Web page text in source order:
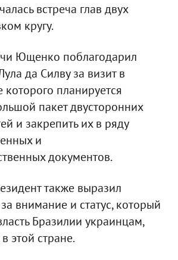
встреча глав двух
кругу.
Ющенко поблагодарил
да Силву за визит в
которого планируется
пакет двусторонних
и закрепить их в ряду
и
документов.
также выразил
внимание и статус, который
Бразилии украинцам,
этой стране.